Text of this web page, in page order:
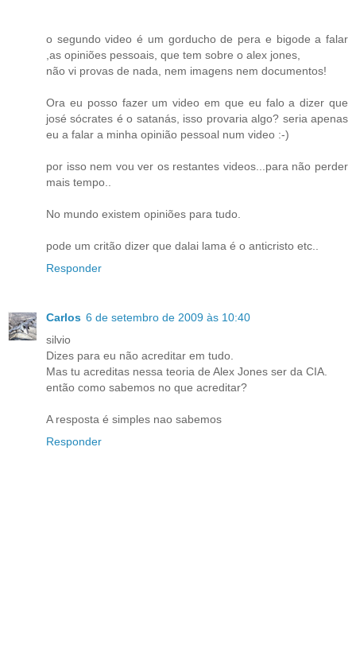
o segundo video é um gorducho de pera e bigode a falar
,as opiniões pessoais, que tem sobre o alex jones,
não vi provas de nada, nem imagens nem documentos!
Ora eu posso fazer um video em que eu falo a dizer que
josé sócrates é o satanás, isso provaria algo? seria apenas
eu a falar a minha opinião pessoal num video :-)
por isso nem vou ver os restantes videos...para não perder
mais tempo..
No mundo existem opiniões para tudo.
pode um critão dizer que dalai lama é o anticristo etc..
Responder
Carlos 6 de setembro de 2009 às 10:40
silvio
Dizes para eu não acreditar em tudo.
Mas tu acreditas nessa teoria de Alex Jones ser da CIA.
então como sabemos no que acreditar?
A resposta é simples nao sabemos
Responder